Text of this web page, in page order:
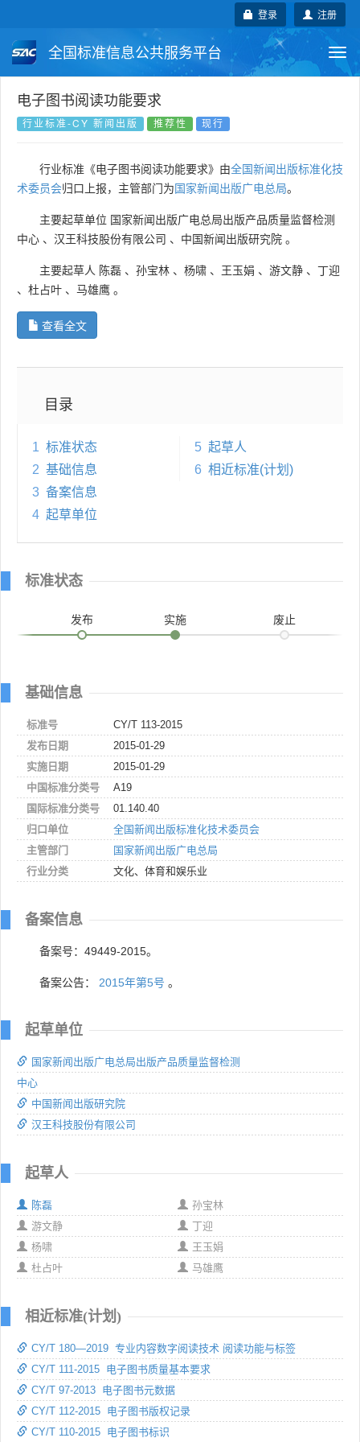
注册
登录
全国标准信息公共服务平台
国家标准 行业标准
国外标准 技术委员会
电子图书阅读功能要求
行业标准-CY 新闻出版 推荐性 现行
行业标准《电子图书阅读功能要求》由全国新闻出版标准化技
术委员会归口上报，主管部门为国家新闻出版广电总局。
主要起草单位 国家新闻出版广电总局出版产品质量监督检测
中心 、 汉王科技股份有限公司 、 中国新闻出版研究院 。
主要起草人 陈磊 、 孙宝林 、 杨啸 、 王玉娟 、 游文静 、 丁迎
、 杜占叶 、 马雄鹰 。
查看全文
目录
1 标准状态
2 基础信息
3 备案信息
4 起草单位
5 起草人
6 相近标准(计划)
标准状态
发布 实施 废止
基础信息
标准号
CY/T 113-2015
发布日期
2015-01-29
实施日期
2015-01-29
中国标准分类号
A19
国际标准分类号
01.140.40
归口单位
全国新闻出版标准化技术委员会
主管部门
国家新闻出版广电总局
行业分类
文化、体育和娱乐业
备案信息
备案号：49449-2015。
备案公告： 2015年第5号 。
起草单位
国家新闻出版广电总局出版产品质量监督检测
中心
中国新闻出版研究院
汉王科技股份有限公司
起草人
陈磊
孙宝林
游文静
丁迎
杨啸
王玉娟
杜占叶
马雄鹰
相近标准(计划)
CY/T 180—2019 专业内容数字阅读技术 阅读功能与标签
CY/T 111-2015 电子图书质量基本要求
CY/T 97-2013 电子图书元数据
CY/T 112-2015 电子图书版权记录
CY/T 110-2015 电子图书标识